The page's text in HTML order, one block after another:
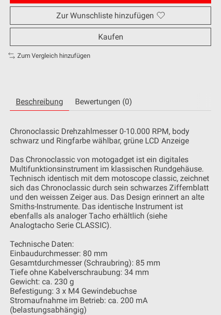
Zur Wunschliste hinzufügen
Kaufen
Zum Vergleich hinzufügen
Beschreibung Bewertungen (0)
Chronoclassic Drehzahlmesser 0-10.000 RPM, body
schwarz und Ringfarbe wählbar, grüne LCD Anzeige
Das Chronoclassic von motogadget ist ein digitales
Multifunktionsinstrument im klassischen Rundgehäuse.
Technisch identisch mit dem motoscope classic, zeichnet
sich das Chronoclassic durch sein schwarzes Ziffernblatt
und den weissen Zeiger aus. Das Design erinnert an alte
Smiths-Instrumente. Das identische Instrument ist
ebenfalls als analoger Tacho erhältlich (siehe
Analogtacho Serie CLASSIC).
Technische Daten:
Einbaudurchmesser: 80 mm
Gesamtdurchmesser (Schraubring): 85 mm
Tiefe ohne Kabelverschraubung: 34 mm
Gewicht: ca. 230 g
Befestigung: 3 x M4 Gewindebuchse
Stromaufnahme im Betrieb: ca. 200 mA
(belastungsabhängig)